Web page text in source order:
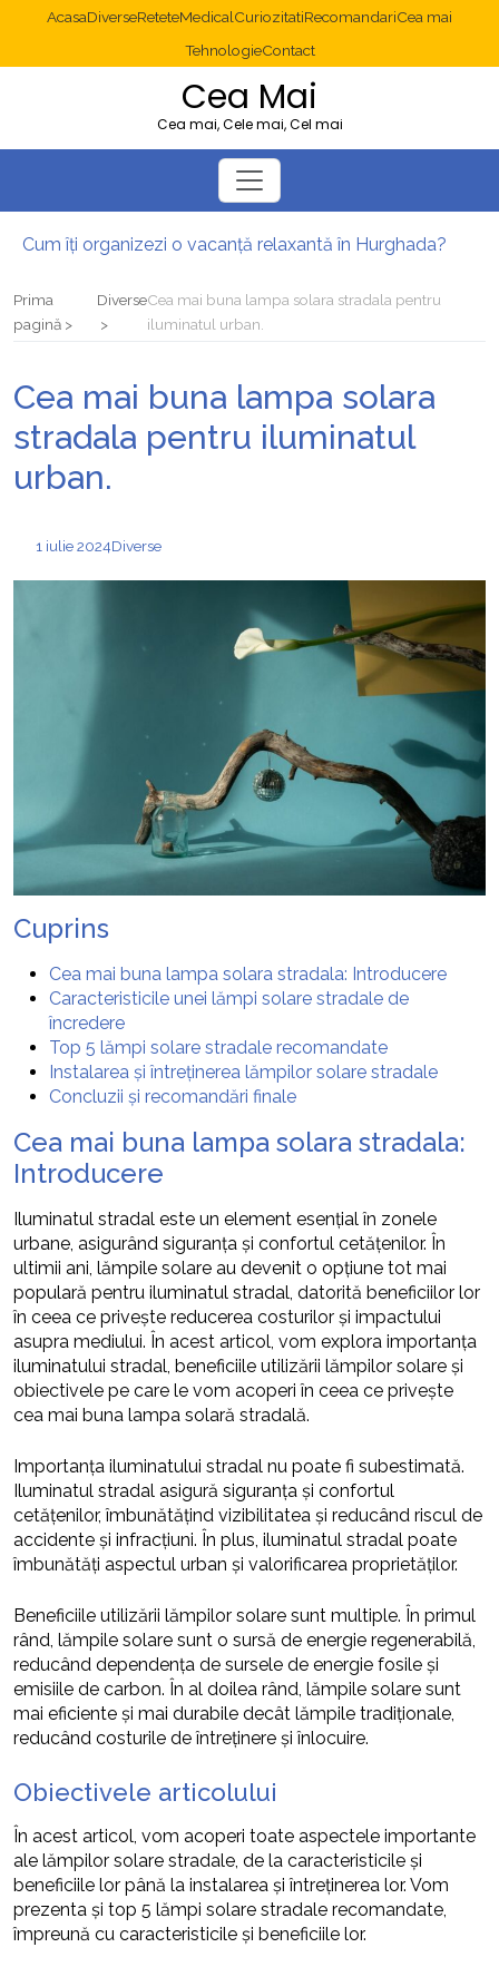
AcasaDiverseReteteMedicalCuriozitatiRecomandariCea mai
TehnologieContact
Cea Mai
Cea mai, Cele mai, Cel mai
Cum îți organizezi o vacanță relaxantă în Hurghada?
Prima
pagină
DiverseCea mai buna lampa solara stradala pentru
iluminatul urban.
Cea mai buna lampa solara
stradala pentru iluminatul
urban.
1 iulie 2024Diverse
Cuprins
Cea mai buna lampa solara stradala: Introducere
Caracteristicile unei lămpi solare stradale de
încredere
Top 5 lămpi solare stradale recomandate
Instalarea și întreținerea lămpilor solare stradale
Concluzii și recomandări finale
Cea mai buna lampa solara stradala:
Introducere
Iluminatul stradal este un element esențial în zonele
urbane, asigurând siguranța și confortul cetățenilor. În
ultimii ani, lămpile solare au devenit o opțiune tot mai
populară pentru iluminatul stradal, datorită beneficiilor lor
în ceea ce privește reducerea costurilor și impactului
asupra mediului. În acest articol, vom explora importanța
iluminatului stradal, beneficiile utilizării lămpilor solare și
obiectivele pe care le vom acoperi în ceea ce privește
cea mai buna lampa solară stradală.
Importanța iluminatului stradal nu poate fi subestimată.
Iluminatul stradal asigură siguranța și confortul
cetățenilor, îmbunătățind vizibilitatea și reducând riscul de
accidente și infracțiuni. În plus, iluminatul stradal poate
îmbunătăți aspectul urban și valorificarea proprietăților.
Beneficiile utilizării lămpilor solare sunt multiple. În primul
rând, lămpile solare sunt o sursă de energie regenerabilă,
reducând dependența de sursele de energie fosile și
emisiile de carbon. În al doilea rând, lămpile solare sunt
mai eficiente și mai durabile decât lămpile tradiționale,
reducând costurile de întreținere și înlocuire.
Obiectivele articolului
În acest articol, vom acoperi toate aspectele importante
ale lămpilor solare stradale, de la caracteristicile și
beneficiile lor până la instalarea și întreținerea lor. Vom
prezenta și top 5 lămpi solare stradale recomandate,
împreună cu caracteristicile și beneficiile lor.